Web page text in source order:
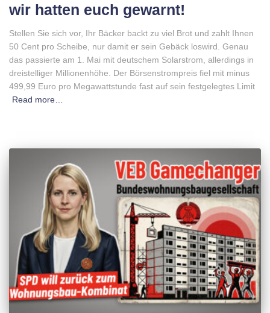
wir hatten euch gewarnt!
Stellen Sie sich vor, Ihr Bäcker backt zu viel Brot und zahlt Ihnen
50 Cent pro Scheibe, nur damit er sein Gebäck loswird. Genau
das passierte am 1. Mai mit deutschem Solarstrom, allerdings in
dreistelliger Millionenhöhe. Der Börsenstrompreis fiel mit minus
499,99 Euro pro Megawattstunde fast auf sein festgelegtes Limit
Read more…